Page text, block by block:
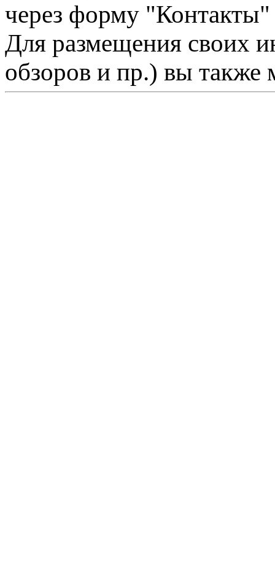
через форму "Контакты"
Для размещения своих
обзоров и пр.) вы также